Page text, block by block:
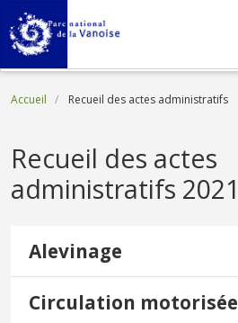
Aller au contenu principal
Fil d'Ariane
Accueil Recueil des actes administratifs
Recueil des actes
administratifs 2021
Alevinage
Circulation motorisée